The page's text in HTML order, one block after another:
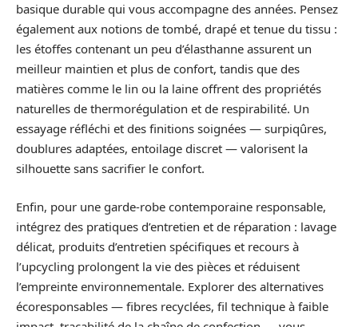
basique durable qui vous accompagne des années. Pensez
également aux notions de tombé, drapé et tenue du tissu :
les étoffes contenant un peu d’élasthanne assurent un
meilleur maintien et plus de confort, tandis que des
matières comme le lin ou la laine offrent des propriétés
naturelles de thermorégulation et de respirabilité. Un
essayage réfléchi et des finitions soignées — surpiqûres,
doublures adaptées, entoilage discret — valorisent la
silhouette sans sacrifier le confort.
Enfin, pour une garde‑robe contemporaine responsable,
intégrez des pratiques d’entretien et de réparation : lavage
délicat, produits d’entretien spécifiques et recours à
l’upcycling prolongent la vie des pièces et réduisent
l’empreinte environnementale. Explorer des alternatives
écoresponsables — fibres recyclées, fil technique à faible